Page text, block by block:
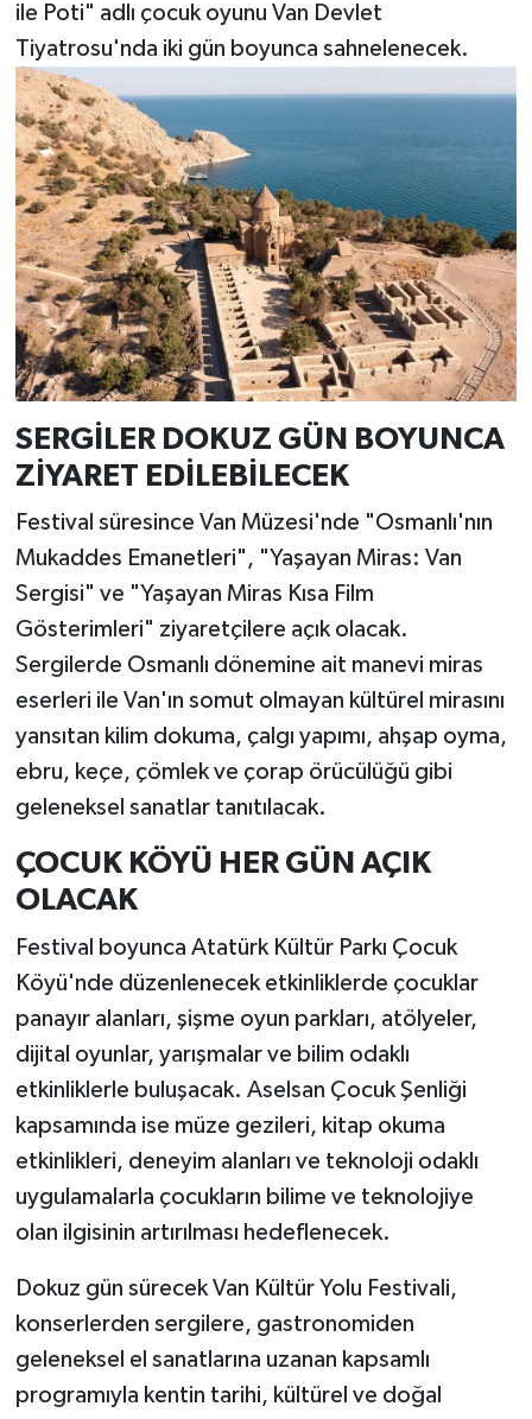
ile Poti" adlı çocuk oyunu Van Devlet
Tiyatrosu'nda iki gün boyunca sahnelenecek.
SERGİLER DOKUZ GÜN BOYUNCA
ZİYARET EDİLEBİLECEK
Festival süresince Van Müzesi'nde "Osmanlı'nın
Mukaddes Emanetleri", "Yaşayan Miras: Van
Sergisi" ve "Yaşayan Miras Kısa Film
Gösterimleri" ziyaretçilere açık olacak.
Sergilerde Osmanlı dönemine ait manevi miras
eserleri ile Van'ın somut olmayan kültürel mirasını
yansıtan kilim dokuma, çalgı yapımı, ahşap oyma,
ebru, keçe, çömlek ve çorap örücülüğü gibi
geleneksel sanatlar tanıtılacak.
ÇOCUK KÖYÜ HER GÜN AÇIK
OLACAK
Festival boyunca Atatürk Kültür Parkı Çocuk
Köyü'nde düzenlenecek etkinliklerde çocuklar
panayır alanları, şişme oyun parkları, atölyeler,
dijital oyunlar, yarışmalar ve bilim odaklı
etkinliklerle buluşacak. Aselsan Çocuk Şenliği
kapsamında ise müze gezileri, kitap okuma
etkinlikleri, deneyim alanları ve teknoloji odaklı
uygulamalarla çocukların bilime ve teknolojiye
olan ilgisinin artırılması hedeflenecek.
Dokuz gün sürecek Van Kültür Yolu Festivali,
konserlerden sergilere, gastronomiden
geleneksel el sanatlarına uzanan kapsamlı
programıyla kentin tarihi, kültürel ve doğal